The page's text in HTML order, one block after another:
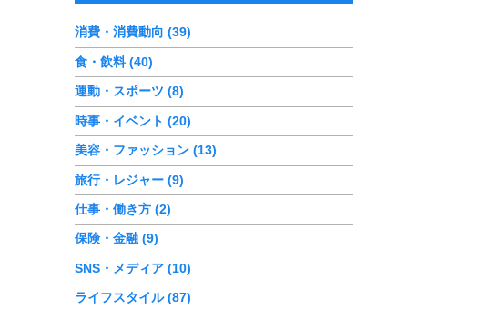
消費・消費動向 (39)
食・飲料 (40)
運動・スポーツ (8)
時事・イベント (20)
美容・ファッション (13)
旅行・レジャー (9)
仕事・働き方 (2)
保険・金融 (9)
SNS・メディア (10)
ライフスタイル (87)